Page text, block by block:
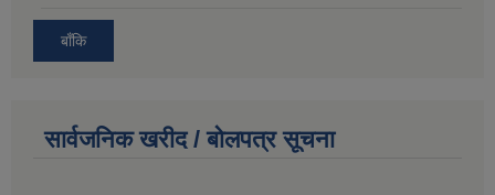
बाँकि
सार्वजनिक खरीद / बोलपत्र सूचना